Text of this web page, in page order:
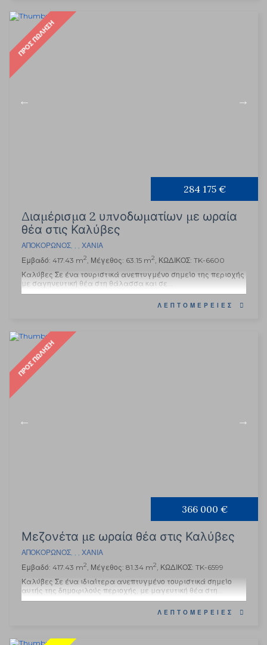
ΠΡΟΣ ΠΏΛΗΣΗ
284 175 €
Διαμέρισμα 2 υπνοδωματίων με ωραία
θέα στις Καλύβες
ΑΠΟΚΌΡΩΝΟΣ, , , ΧΑΝΙΆ
Εμβαδό: 417.43 m2, Μέγεθος: 63.15 m2, ΚΩΔΙΚΟΣ: TK-6600
Καλύβες Σε ένα τουριστικά ανεπτυγμένο σημείο της περιοχής
με σαγηνευτική θέα στη θάλασσα και σε...
ΛΕΠΤΟΜΈΡΕΙΕΣ
ΠΡΟΣ ΠΏΛΗΣΗ
366 000 €
Μεζονέτα με ωραία θέα στις Καλύβες
ΑΠΟΚΌΡΩΝΟΣ, , , ΧΑΝΙΆ
Εμβαδό: 417.43 m2, Μέγεθος: 81.34 m2, ΚΩΔΙΚΟΣ: TK-6599
Καλύβες Σε ένα ιδιαίτερα ανεπτυγμένο τουριστικά σημείο
αυτής της δημοφιλούς περιοχής, με μαγευτική θέα στη...
ΛΕΠΤΟΜΈΡΕΙΕΣ